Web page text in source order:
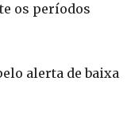
os períodos
alerta de baixa